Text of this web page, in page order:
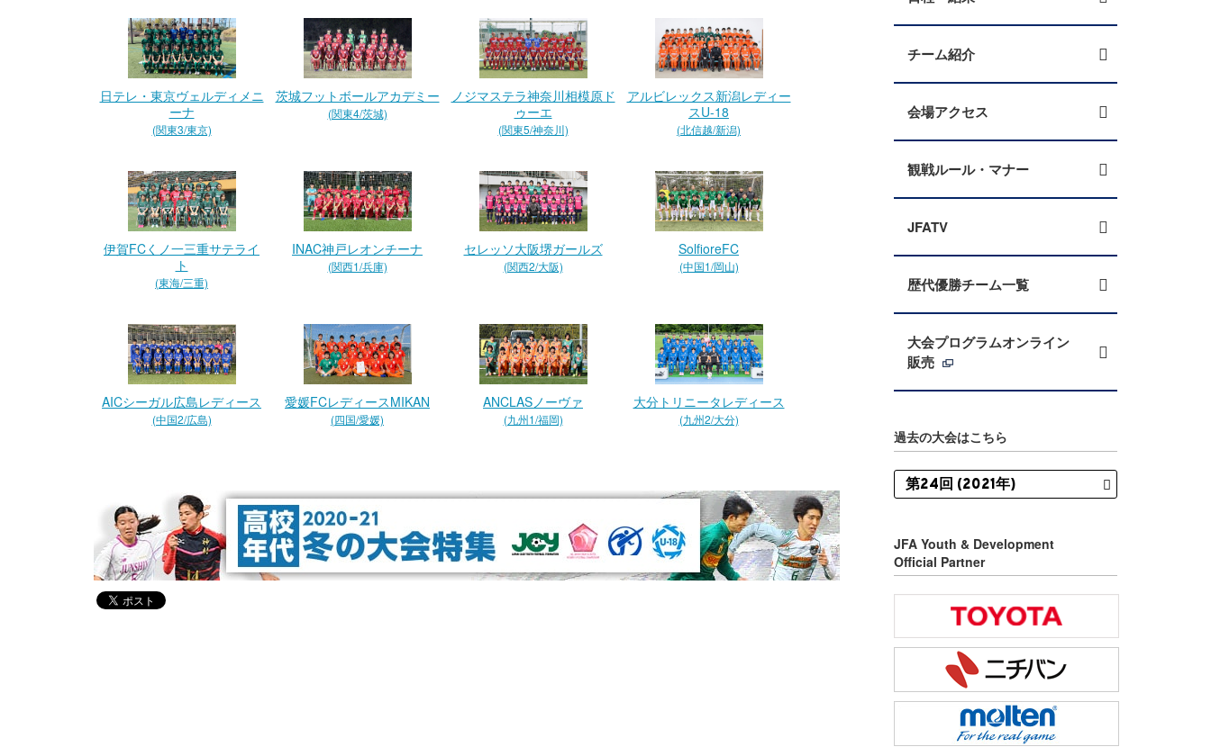
日テレ・東京ヴェルディメニ
ーナ
(関東3/東京)
茨城フットボールアカデミー
(関東4/茨城)
ノジマステラ神奈川相模原ド
ゥーエ
(関東5/神奈川)
アルビレックス新潟レディー
スU-18
(北信越/新潟)
伊賀FCくノ一三重サテライ
ト
(東海/三重)
INAC神戸レオンチーナ
(関西1/兵庫)
セレッソ大阪堺ガールズ
(関西2/大阪)
SolfioreFC
(中国1/岡山)
AICシーガル広島レディース
(中国2/広島)
愛媛FCレディースMIKAN
(四国/愛媛)
ANCLASノーヴァ
(九州1/福岡)
大分トリニータレディース
(九州2/大分)
チーム紹介
会場アクセス
観戦ルール・マナー
JFATV
歴代優勝チーム一覧
大会プログラムオンライン
販売
過去の大会はこちら
JFA Youth & Development
Official Partner